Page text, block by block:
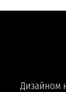
Дизайном